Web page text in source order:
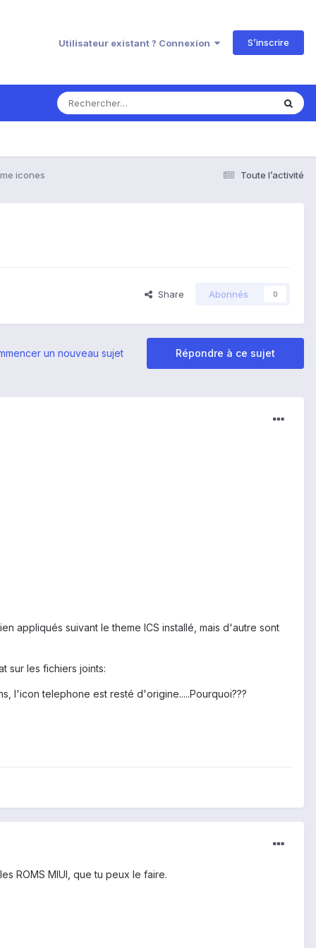
Utilisateur existant ? Connexion S’inscrire
Toute l’activité
icones
Share Abonnés 0
Répondre à ce sujet
un nouveau sujet
appliqués suivant le theme ICS installé, mais d'autre sont
sur les fichiers joints:
l'icon telephone est resté d'origine.....Pourquoi???
ROMS MIUI, que tu peux le faire.